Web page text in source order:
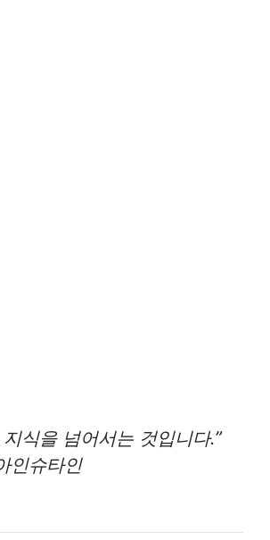
식을 넘어서는 것입니다.”
인슈타인